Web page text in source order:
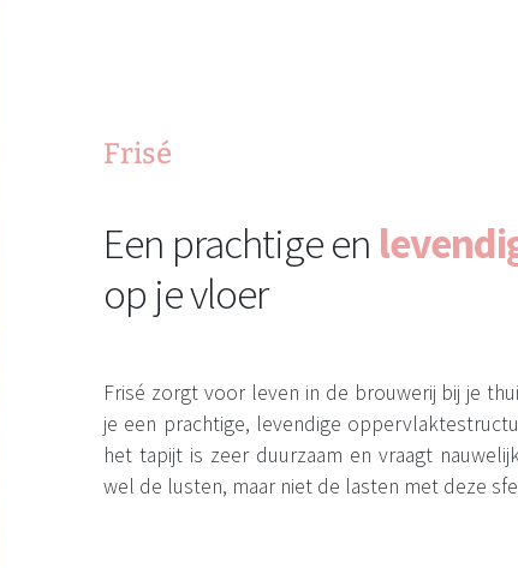
Frisé
Een prachtige en
op je vloer
Frisé zorgt voor leven in de brouwerij bij je
je een prachtige, levendige
het tapijt is zeer duurzaam en vraagt
wel de lusten, maar niet de lasten met deze